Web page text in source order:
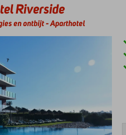
Riverside
en ontbijt-Aparthotel